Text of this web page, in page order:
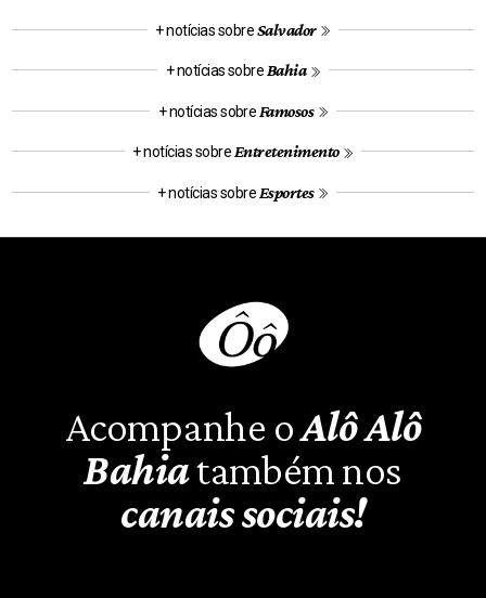
+ notícias sobreSalvador
+ notícias sobre Bahia
+ notícias sobre Famosos
+ notícias sobre Entretenimento
+ notícias sobre Esportes
Acompanhe oAlô Alô
Bahiatambém nos
canais sociais!